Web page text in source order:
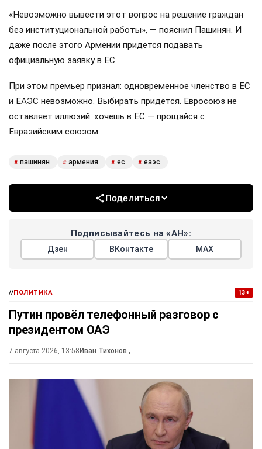
«Невозможно вывести этот вопрос на решение граждан
без институциональной работы», — пояснил Пашинян. И
даже после этого Армении придётся подавать
официальную заявку в ЕС.
При этом премьер признал: одновременное членство в ЕС
и ЕАЭС невозможно. Выбирать придётся. Евросоюз не
оставляет иллюзий: хочешь в ЕС — прощайся с
Евразийским союзом.
# пашинян # армения # ес # еаэс
Поделиться
Подписывайтесь на «АН»:
Дзен ВКонтакте МАХ
//ПОЛИТИКА 13+
Путин провёл телефонный разговор с
президентом ОАЭ
7 августа 2026, 13:58 Иван Тихонов ,